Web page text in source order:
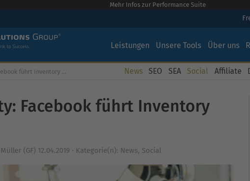
Mehr Infos zur Performance Suite
Leistungen Unsere Tools Über uns
führt Inventory Filter ein News SEO SEA Social Affiliate
Facebook führt Inventory
(GF) 12.04.2019 · Kategorie(n): News, Social